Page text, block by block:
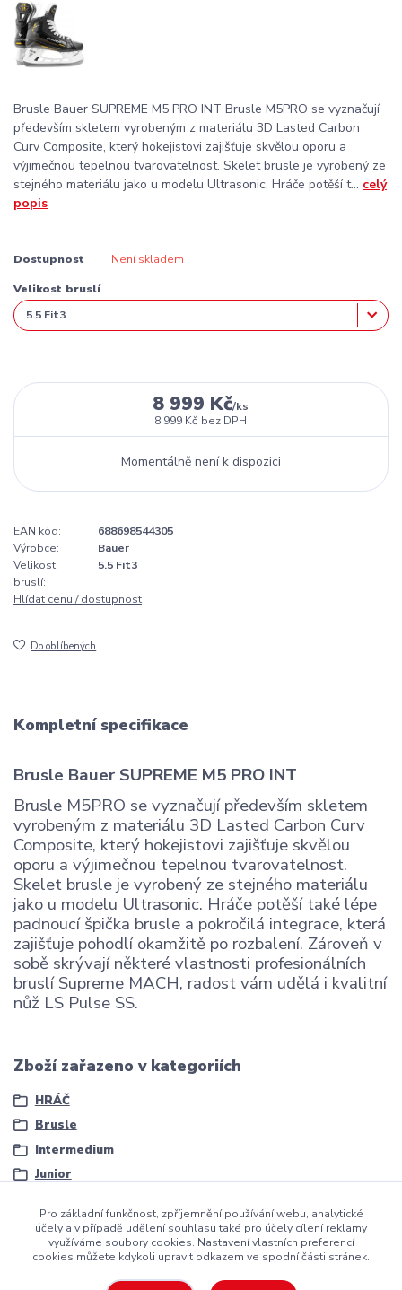
Brusle Bauer SUPREME M5 PRO INT Brusle M5PRO se vyznačují
především skletem vyrobeným z materiálu 3D Lasted Carbon
Curv Composite, který hokejistovi zajišťuje skvělou oporu a
výjimečnou tepelnou tvarovatelnost. Skelet brusle je vyrobený ze
stejného materiálu jako u modelu Ultrasonic. Hráče potěší t... celý
popis
Dostupnost Není skladem
Velikost bruslí
8 999 Kč/ks
8 999 Kč bez DPH
Momentálně není k dispozici
EAN kód:
688698544305
Výrobce:
Bauer
Velikost
bruslí:
5.5 Fit3
Hlídat cenu / dostupnost
Do oblíbených
Kompletní specifikace
Brusle Bauer SUPREME M5 PRO INT
Brusle M5PRO se vyznačují především skletem
vyrobeným z materiálu 3D Lasted Carbon Curv
Composite, který hokejistovi zajišťuje skvělou
oporu a výjimečnou tepelnou tvarovatelnost.
Skelet brusle je vyrobený ze stejného materiálu
jako u modelu Ultrasonic. Hráče potěší také lépe
padnoucí špička brusle a pokročilá integrace, která
zajišťuje pohodlí okamžitě po rozbalení. Zároveň v
sobě skrývají některé vlastnosti profesionálních
bruslí Supreme MACH, radost vám udělá i kvalitní
nůž LS Pulse SS.
Zboží zařazeno v kategoriích
HRÁČ
Brusle
Intermedium
Junior
Copyright ©2016Hockeyzone.cz Brnovaše značková
Pro základní funkčnost, zpříjemnění používání webu, analytické
účely a v případě udělení souhlasu také pro účely cílení reklamy
využíváme soubory cookies. Nastavení vlastních preferencí
cookies můžete kdykoli upravit odkazem ve spodní části stránek.